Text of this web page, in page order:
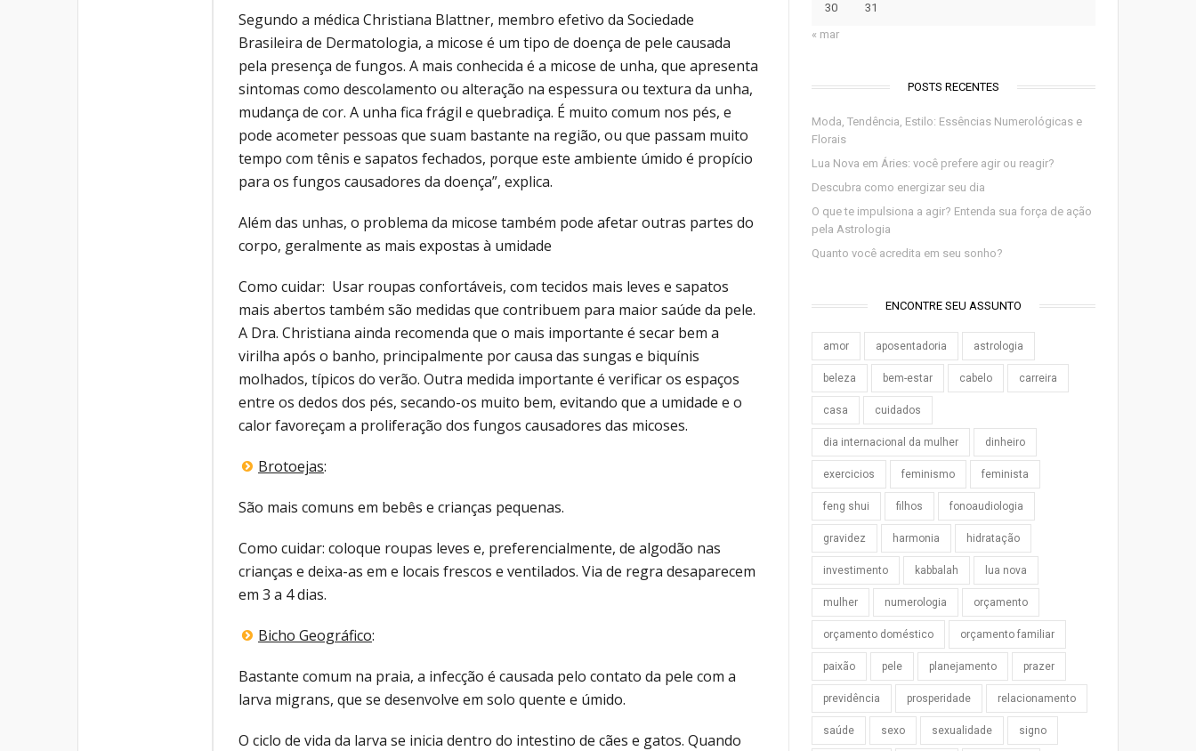
Segundo a médica Christiana Blattner, membro efetivo da Sociedade
Brasileira de Dermatologia, a micose é um tipo de doença de pele causada
pela presença de fungos. A mais conhecida é a micose de unha, que apresenta
sintomas como descolamento ou alteração na espessura ou textura da unha,
mudança de cor. A unha fica frágil e quebradiça. É muito comum nos pés, e
pode acometer pessoas que suam bastante na região, ou que passam muito
tempo com tênis e sapatos fechados, porque este ambiente úmido é propício
para os fungos causadores da doença”, explica.
Além das unhas, o problema da micose também pode afetar outras partes do
corpo, geralmente as mais expostas à umidade
Como cuidar: Usar roupas confortáveis, com tecidos mais leves e sapatos
mais abertos também são medidas que contribuem para maior saúde da pele.
A Dra. Christiana ainda recomenda que o mais importante é secar bem a
virilha após o banho, principalmente por causa das sungas e biquínis
molhados, típicos do verão. Outra medida importante é verificar os espaços
entre os dedos dos pés, secando-os muito bem, evitando que a umidade e o
calor favoreçam a proliferação dos fungos causadores das micoses.
Brotoejas:
São mais comuns em bebês e crianças pequenas.
Como cuidar: coloque roupas leves e, preferencialmente, de algodão nas
crianças e deixa-as em e locais frescos e ventilados. Via de regra desaparecem
em 3 a 4 dias.
Bicho Geográfico:
Bastante comum na praia, a infecção é causada pelo contato da pele com a
larva migrans, que se desenvolve em solo quente e úmido.
O ciclo de vida da larva se inicia dentro do intestino de cães e gatos. Quando
30
31
« mar
POSTS RECENTES
Moda, Tendência, Estilo: Essências Numerológicas e
Florais
Lua Nova em Áries: você prefere agir ou reagir?
Descubra como energizar seu dia
O que te impulsiona a agir? Entenda sua força de ação
pela Astrologia
Quanto você acredita em seu sonho?
ENCONTRE SEU ASSUNTO
amor aposentadoria astrologia
beleza bem-estar cabelo carreira
casa cuidados
dia internacional da mulher dinheiro
exercicios feminismo feminista
feng shui filhos fonoaudiologia
gravidez harmonia hidratação
investimento kabbalah lua nova
mulher numerologia orçamento
orçamento doméstico orçamento familiar
paixão pele planejamento prazer
previdência prosperidade relacionamento
saúde sexo sexualidade signo